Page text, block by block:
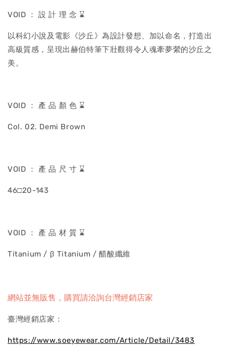
VOID ： 設 計 理 念 ⌛
以科幻小說及電影《沙丘》為設計發想、加以命名，打造出
高級質感，呈現出赫伯特筆下壯觀得令人魂牽夢縈的沙丘之
美。
VOID ： 產 品 顏 色 ⌛
Col. 02. Demi Brown
VOID ： 產 品 尺 寸 ⌛
46□20-143
VOID ： 產 品 材 質 ⌛
Titanium / β Titanium / 醋酸纖維
網站並無販售，購買請洽詢台灣經銷店家
臺灣經銷店家：
https://www.soeyewear.com/Article/Detail/3483